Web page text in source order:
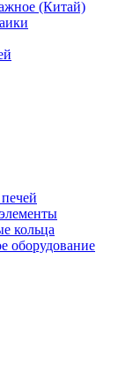
(Китай)
кольца
оборудование